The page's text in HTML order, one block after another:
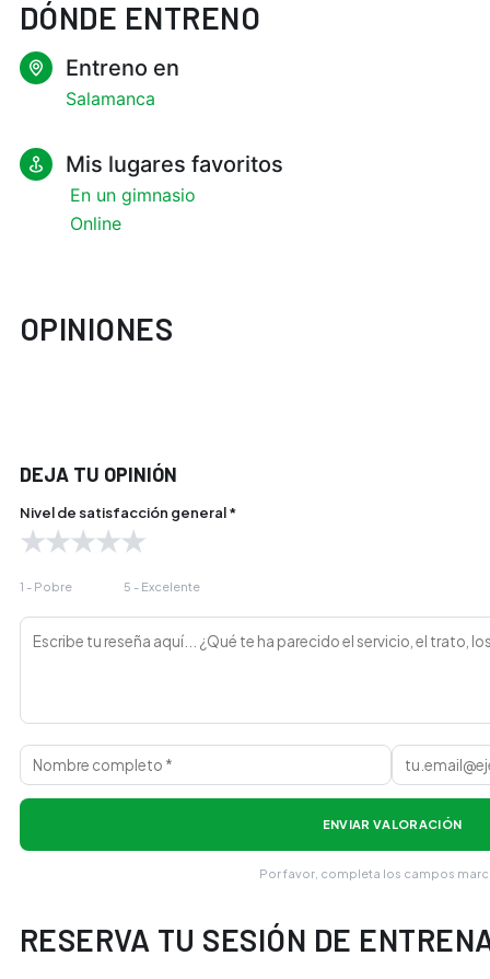
DÓNDE ENTRENO
Entreno en
Salamanca
Mis lugares favoritos
En un gimnasio
Online
OPINIONES
DEJA TU OPINIÓN
Nivel de satisfacción general *
★
★
★
★
★
1 - Pobre 5 - Excelente
ENVIAR VALORACIÓN
Por favor, completa los campos
RESERVA TU SESIÓN DE